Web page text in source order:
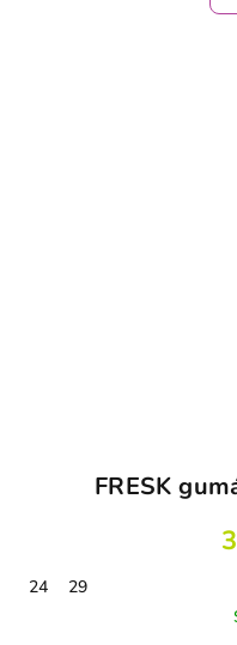
FRESK
24
29